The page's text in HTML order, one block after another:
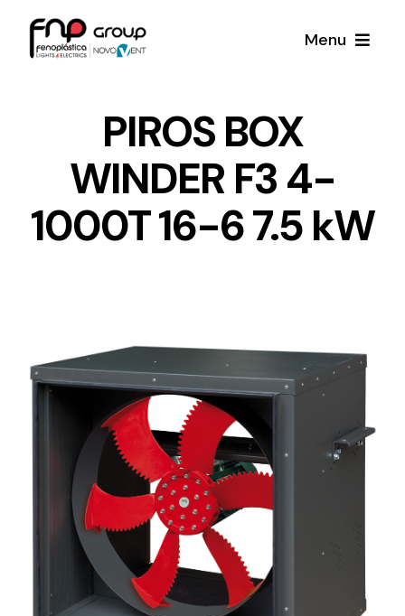
Menu
Lighting and Electrical
Equipment
Complete solutions in lighting and electrical
material for each project and need
Noticias
Proyectos
PIROS BOX
WINDER F3 4-
1000T 16-6 7.5 kW